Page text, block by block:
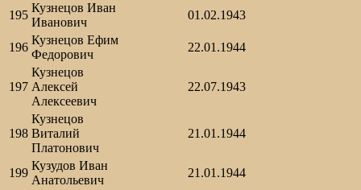
195
Кузнецов Иван
Иванович
01.02.1943
196
Кузнецов Ефим
Федорович
22.01.1944
197
Кузнецов
Алексей
Алексеевич
22.07.1943
198
Кузнецов
Виталий
Платонович
21.01.1944
199
Кузудов Иван
Анатольевич
21.01.1944